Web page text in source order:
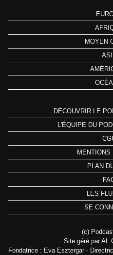
MOYEN
DÉCOUVRIR LE
L'ÉQUIPE DU
MENTIONS
PLAN
LES
SE
(c)
Site géré par AL
Fondatrice : Eva Esztergar -